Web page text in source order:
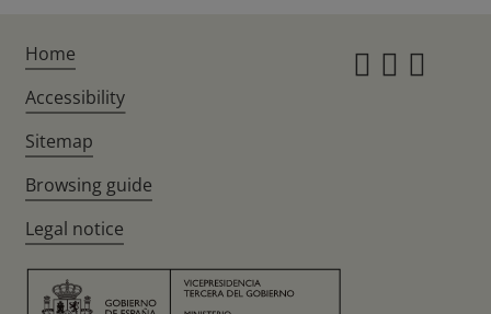
Home
Accessibility
Sitemap
Browsing guide
Legal notice